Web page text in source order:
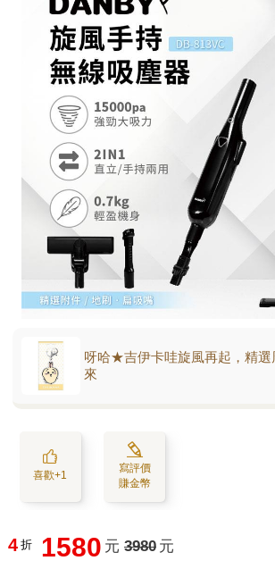
呀哈★吉伊卡哇旋風再起，精選
來
喜歡+1
寫評價
賺金幣
4 折 1580 元 3980 元